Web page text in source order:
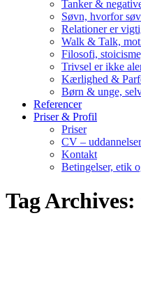
Tanker &
Søvn, hvorfor
Relationer er
Walk & Talk,
Filosofi,
Trivsel er ikke
Kærlighed &
Børn & unge,
Referencer
Priser & Profil
Priser
CV –
Kontakt
Betingelser, etik
Tag